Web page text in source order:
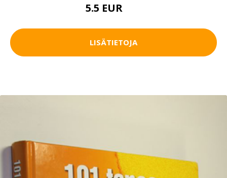
5.5 EUR
LISÄTIETOJA